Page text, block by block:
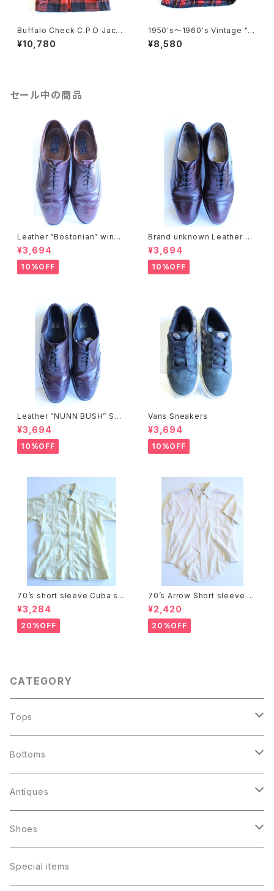
Buffalo Check C.P.O Jacke
t
¥10,780
1950's〜1960's Vintage "Pi
lgrim" Pullover C.P.O
¥8,580
セール中の商品
Leather “Bostonian” wing
chip shoes
¥3,694
10%OFF
Brand unknown Leather sh
oes
¥3,694
10%OFF
Leather “NUNN BUSH” Sho
es
¥3,694
10%OFF
Vans Sneakers
¥3,694
10%OFF
70’s short sleeve Cuba shi
rts
¥3,284
20%OFF
70’s Arrow Short sleeve sh
irts
¥2,420
20%OFF
CATEGORY
Tops
Jacket
Souvenir Jacket
Military
Shirts
Rayon （ombré check）
Flannel
T-shirts
Rock
Sweat shirts
Bottoms
Denim
Levis 501
Levis 505
Corduroys
Lee Straight
Others
Antiques
ファイヤーキング
アドマグ
パイレックス
Shoes
Boots
Special items